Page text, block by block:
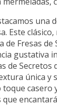
una
Este
de Fresas de
gustativa
de Secretos
única y
casero
que